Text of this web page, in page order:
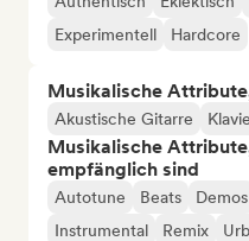
Experimentell
Hardcore
Musikalische
Akustische Gitarre
Musikalische
empfänglich sind
Autotune Beats Demos
Instrumental
Remix